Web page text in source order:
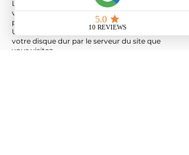
Le site toituresdaqui.fr peut-être amené à
vous demander l’acceptation des cookies
pour des besoins de statistiques et d’affichage.
Un cookie est une information déposée sur
votre disque dur par le serveur du site que
vous visitez.